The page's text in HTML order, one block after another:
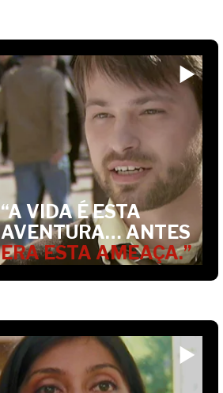
“A VIDA É ESTA
AVENTURA… ANTES
ERA ESTA AMEAÇA.”